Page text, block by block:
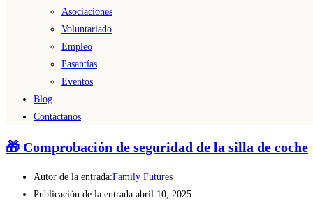
Asociaciones
Voluntariado
Empleo
Pasantías
Eventos
Blog
Contáctanos
🎁 Comprobación de seguridad de la silla de coche
Autor de la entrada:Family Futures
Publicación de la entrada:abril 10, 2025